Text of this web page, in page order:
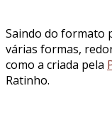
Saindo do formato
várias formas,
como a criada pela
Ratinho.